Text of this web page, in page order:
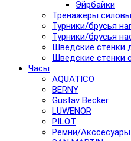
Эйрбайки
Тренажеры
Турники/брусья
Турники/брусья
Шведские стенки
Шведские стенки
Часы
AQUATICO
BERNY
Gustav Becker
LUWENOR
PILOT
Pемни/Акссесуары